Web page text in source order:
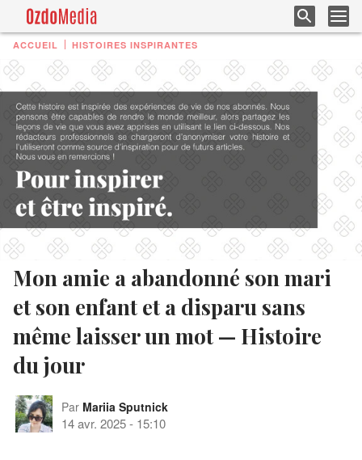
ACCUEIL HISTOIRES INSPIRANTES
Mon amie a abandonné son mari
et son enfant et a disparu sans
même laisser un mot — Histoire
du jour
Par Mariia Sputnick
14 avr. 2025- 15:10